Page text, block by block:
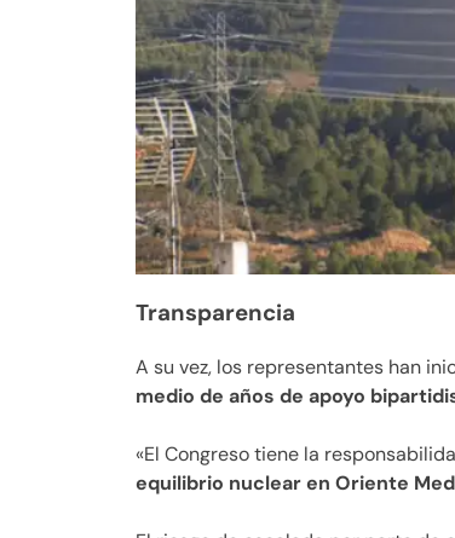
Transparencia
A su vez, los representantes han
medio de años de apoyo
«El Congreso tiene la
equilibrio nuclear en Oriente